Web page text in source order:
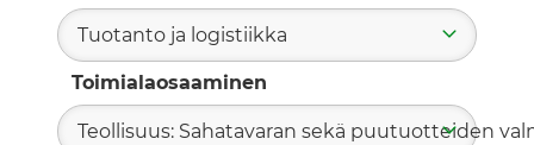
Tuotanto ja logistiikka
Toimialaosaaminen
Teollisuus: Sahatavaran sekä puutuotteiden